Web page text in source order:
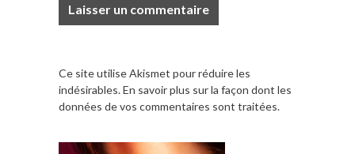
Ce site utilise Akismet pour réduire les
indésirables.En savoir plus sur la façon dont les
données de vos commentaires sont traitées.